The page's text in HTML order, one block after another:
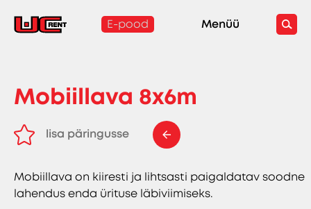
E-pood Menüü
Mobiillava 8x6m
lisa päringusse
Mobiillava on kiiresti ja lihtsasti paigaldatav soodne
lahendus enda ürituse läbiviimiseks.